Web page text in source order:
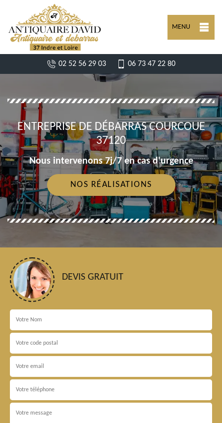
MENU
02 52 56 29 03 06 73 47 22 80
ENTREPRISE DE DÉBARRAS COURCOUE
37120
Nous intervenons 7j/7 en cas d'urgence
NOS RÉALISATIONS
DEVIS GRATUIT